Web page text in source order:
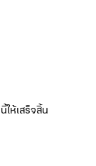
ห้เสร็จสิ้น